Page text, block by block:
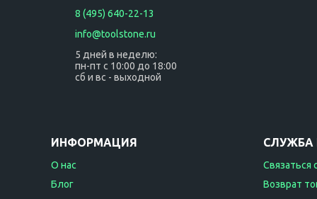
8 (495) 640-22-13
info@toolstone.ru
5 дней в неделю:
пн-пт с 10:00 до 18:00
сб и вс - выходной
ИНФОРМАЦИЯ
О нас
Блог
Связаться
Возврат